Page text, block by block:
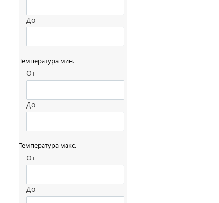
До
Температура мин.
От
До
Температура макс.
От
До